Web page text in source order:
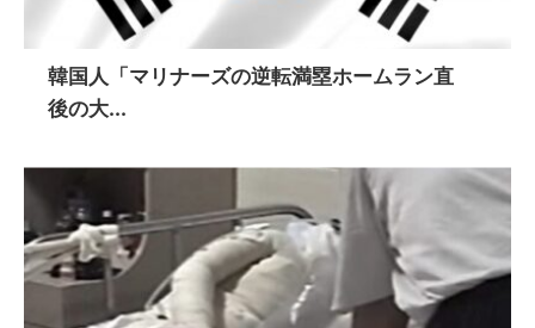
韓国人「マリナーズの逆転満塁ホームラン直
後の大...